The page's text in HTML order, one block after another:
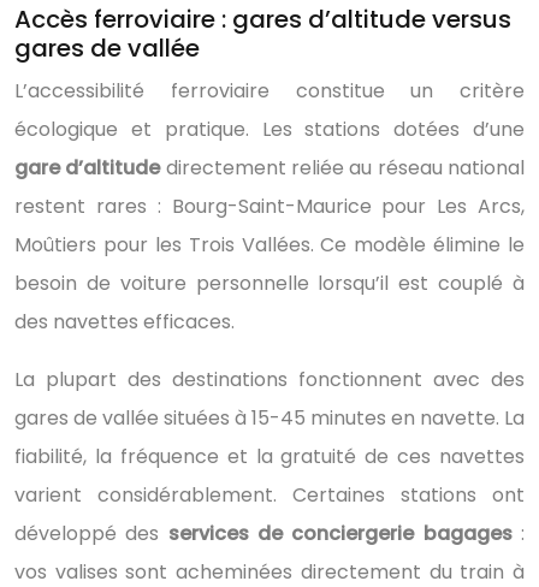
Accès ferroviaire : gares d’altitude versus
gares de vallée
L’accessibilité ferroviaire constitue un critère
écologique et pratique. Les stations dotées d’une
gare d’altitudedirectement reliée au réseau national
restent rares : Bourg-Saint-Maurice pour Les Arcs,
Moûtiers pour les Trois Vallées. Ce modèle élimine le
besoin de voiture personnelle lorsqu’il est couplé à
des navettes efficaces.
La plupart des destinations fonctionnent avec des
gares de vallée situées à 15-45 minutes en navette. La
fiabilité, la fréquence et la gratuité de ces navettes
varient considérablement. Certaines stations ont
développé des services de conciergerie bagages:
vos valises sont acheminées directement du train à